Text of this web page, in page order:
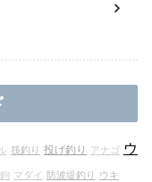
筏釣り 投げ釣り アナゴ ウ
マダイ 防波堤釣り ウキ